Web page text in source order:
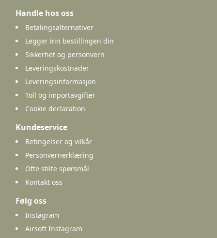
Handle hos oss
Betalingsalternativer
Legger inn bestillingen din
Sikkerhet og personvern
Leveringskostnader
Leveringsinformasjon
Toll og importavgifter
Cookie declaration
Kundeservice
Betingelser og vilkår
Personvernerklæring
Ofte stilte spørsmål
Kontakt oss
Følg oss
Instagram
Airsoft Instagram